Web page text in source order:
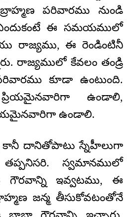
పరివారము నుండి
ఈ సమయములో
రాజ్యము, ఈ రెండింటినీ
రాజ్యములో కేవలం తండ్రి
కూడా ఉంటుంది.
ఉండాలి,
ఉండాలి.
కానీ దానితోపాటు స్నేహీలుగా
స్వమానములో
గౌరవాన్ని ఇవ్వటము, ఈ
జన్మ తీసుకోవటంతోనే